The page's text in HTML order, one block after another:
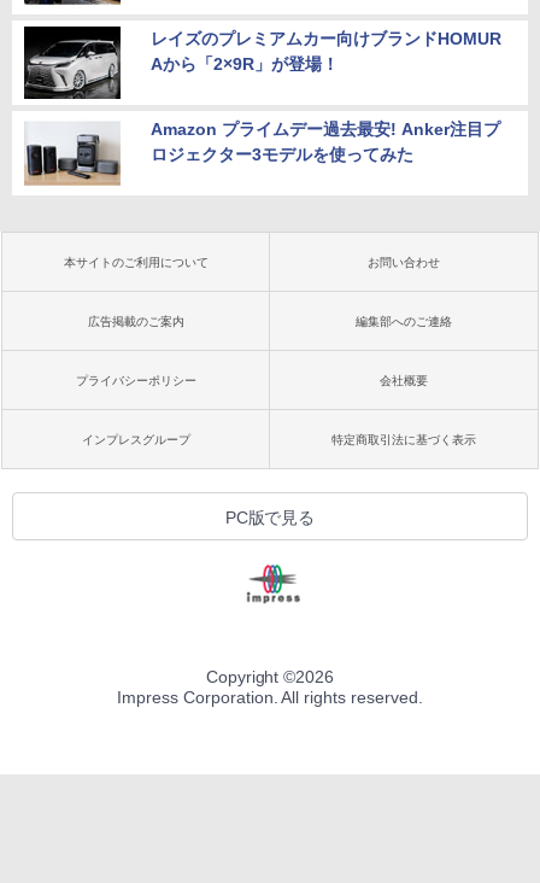
レイズのプレミアムカー向けブランドHOMUR
Aから「2×9R」が登場！
Amazon プライムデー過去最安! Anker注目プ
ロジェクター3モデルを使ってみた
本サイトのご利用について お問い合わせ
広告掲載のご案内 編集部へのご連絡
プライバシーポリシー 会社概要
インプレスグループ 特定商取引法に基づく表示
PC版で見る
Copyright ©2026
Impress Corporation. All rights reserved.